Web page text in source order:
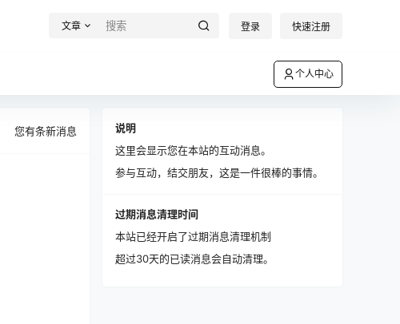
文章 登录 快速注册
个人中心
您有条新消息
说明
这里会显示您在本站的互动消息。
参与互动，结交朋友，这是一件很棒的事情。
过期消息清理时间
本站已经开启了过期消息清理机制
超过30天的已读消息会自动清理。